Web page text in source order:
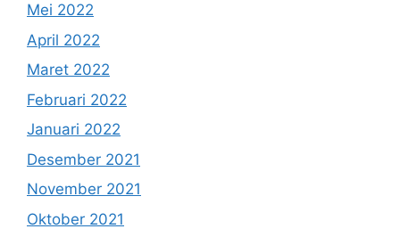
Mei 2022
April 2022
Maret 2022
Februari 2022
Januari 2022
Desember 2021
November 2021
Oktober 2021